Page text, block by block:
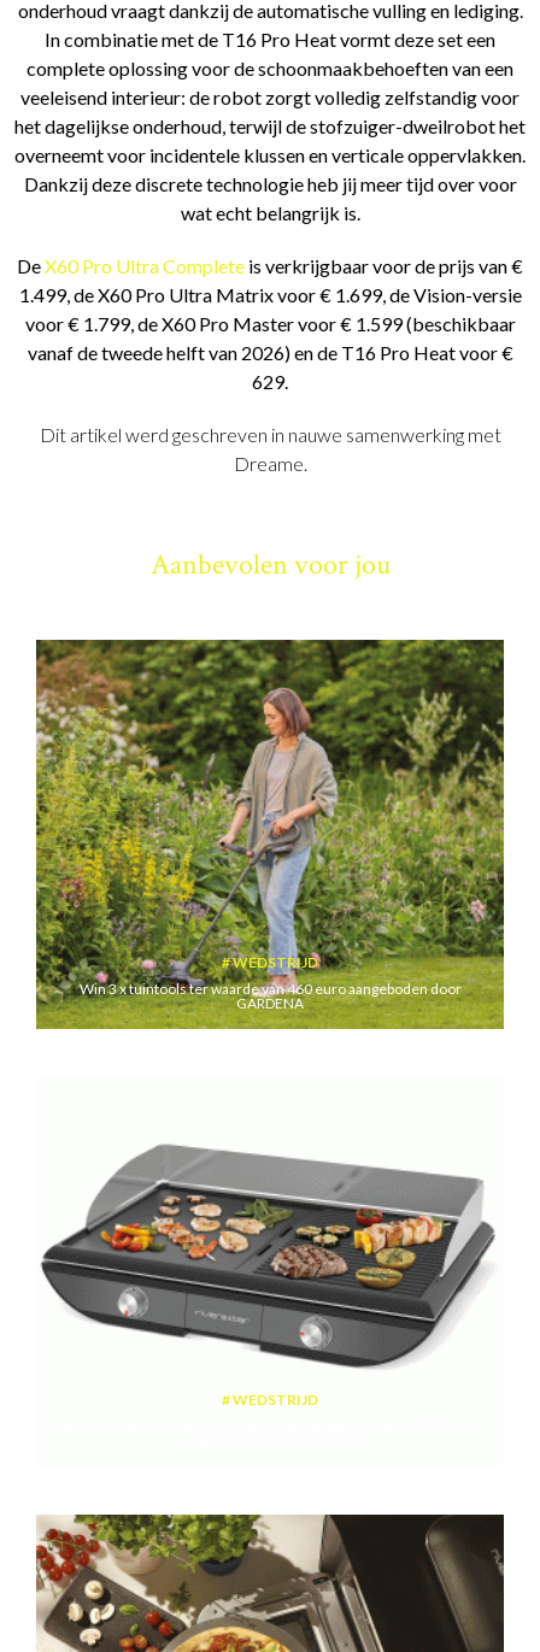
onderhoud vraagt dankzij de automatische vulling en lediging.
In combinatie met de T16 Pro Heat vormt deze set een
complete oplossing voor de schoonmaakbehoeften van een
veeleisend interieur: de robot zorgt volledig zelfstandig voor
het dagelijkse onderhoud, terwijl de stofzuiger-dweilrobot het
overneemt voor incidentele klussen en verticale oppervlakken.
Dankzij deze discrete technologie heb jij meer tijd over voor
wat echt belangrijk is.
DeX60 Pro Ultra Complete is verkrijgbaar voor de prijs van €
1.499, de X60 Pro Ultra Matrix voor € 1.699, de Vision-versie
voor € 1.799, de X60 Pro Master voor € 1.599 (beschikbaar
vanaf de tweede helft van 2026) en de T16 Pro Heat voor €
629.
Dit artikel werd geschreven in nauwe samenwerking met
Dreame.
Aanbevolen voor jou
WEDSTRIJD
Win 3 x tuintools ter waarde van 460 euro aangeboden door
GARDENA
WEDSTRIJD